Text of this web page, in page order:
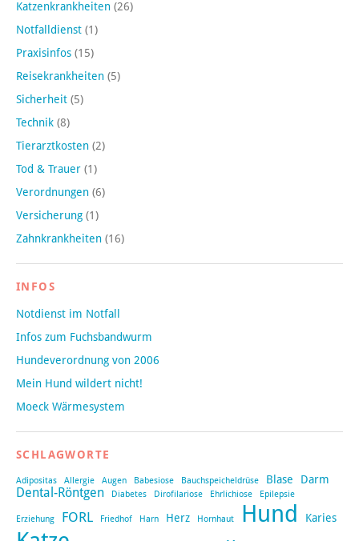
Katzenkrankheiten (26)
Notfalldienst (1)
Praxisinfos (15)
Reisekrankheiten (5)
Sicherheit (5)
Technik (8)
Tierarztkosten (2)
Tod & Trauer (1)
Verordnungen (6)
Versicherung (1)
Zahnkrankheiten (16)
INFOS
Notdienst im Notfall
Infos zum Fuchsbandwurm
Hundeverordnung von 2006
Mein Hund wildert nicht!
Moeck Wärmesystem
SCHLAGWORTE
Adipositas Allergie Augen Babesiose Bauchspeicheldrüse Blase Darm
Dental-Röntgen Diabetes Dirofilariose Ehrlichiose Epilepsie
Erziehung FORL Friedhof Harn Herz Hornhaut Hund Karies